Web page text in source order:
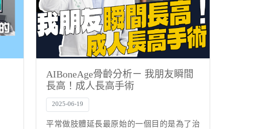
AIBoneAge骨齡分析ㄧ 我朋友瞬間
長高！成人長高手術
2025-06-19
平常做肢體延長最原始的一個目的是為了治